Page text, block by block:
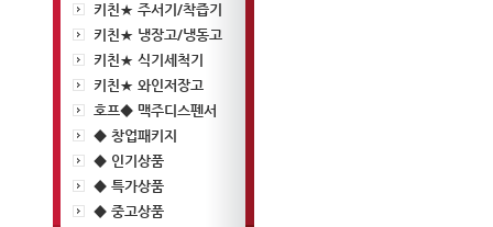
키친★ 주서기/착즙기
키친★ 냉장고/냉동고
키친★ 식기세척기
키친★ 와인저장고
호프◆ 맥주디스펜서
◆ 창업패키지
◆ 인기상품
◆ 특가상품
◆ 중고상품